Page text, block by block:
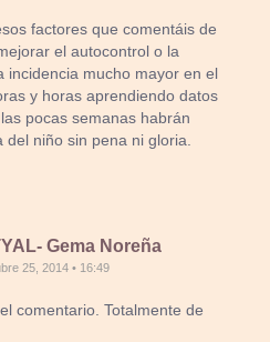
factores que comentáis de
el autocontrol o la
incidencia mucho mayor en el
y horas aprendiendo datos
pocas semanas habrán
del niño sin pena ni gloria.
Gema Noreña
25, 2014 • 16:49
comentario. Totalmente de